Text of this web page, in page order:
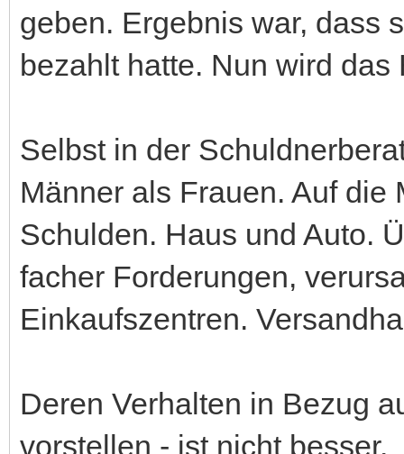
geben. Ergebnis war, dass
bezahlt hatte. Nun wird das
Selbst in der
Männer als Frauen. Auf die
Schulden. Haus und Auto.
facher Forderungen,
Einkaufszentren.
Deren Verhalten in Bezug
vorstellen - ist nicht besser.